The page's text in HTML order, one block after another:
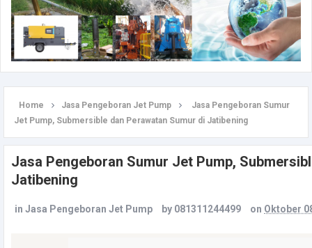
Home Jasa Pengeboran Jet Pump
Jasa Pengeboran Sumur
Jet Pump, Submersible dan Perawatan Sumur di Jatibening
Jasa Pengeboran Sumur Jet Pump,
Jatibening
in Jasa Pengeboran Jet Pump by 081311244499 on Oktober